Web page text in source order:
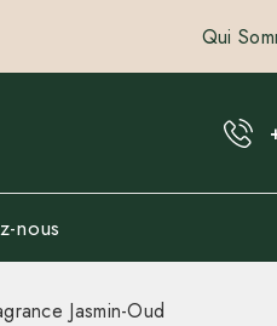
Qui
nous
Jasmin-Oud